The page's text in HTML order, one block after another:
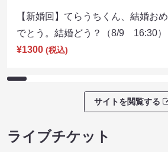
【新婚回】てらうちくん、結婚おめ
でとう。結婚どう？（8/9 16:30）
¥1300 (税込)
サイトを閲覧する
ライブチケット